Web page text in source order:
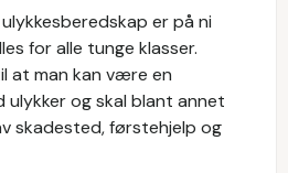
er på ni
for alle tunge klasser.
at man kan være en
ulykker og skal blant annet
skadested, førstehjelp og